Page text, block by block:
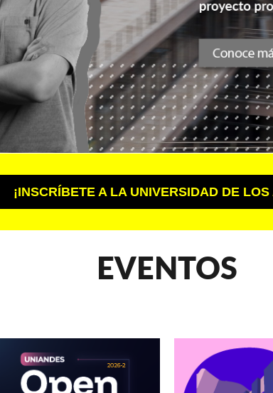
¡INSCRÍBETE A LA UNIVERSIDAD DE
EVENTOS